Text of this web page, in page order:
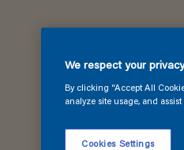
We respect your
By clicking “Accept All
analyze site usage, and
Cookies Settings